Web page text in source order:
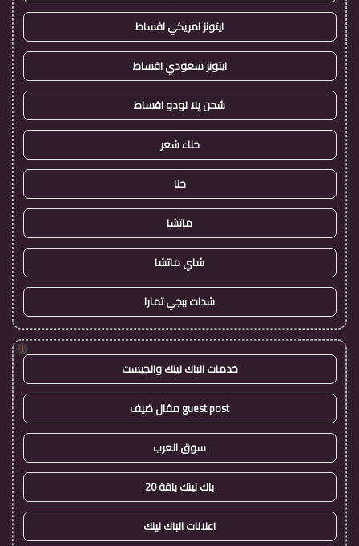
ايتونز امريكي اقساط
ايتونز سعودي اقساط
شحن يلا لودو اقساط
حناء شعر
حنا
ماتشا
شاي ماتشا
شدات ببجي تمارا
!
خدمات الباك لينك والجيست
guest post مقال ضيف
سوق العرب
باك لينك باقة 20
اعلانات الباك لينك